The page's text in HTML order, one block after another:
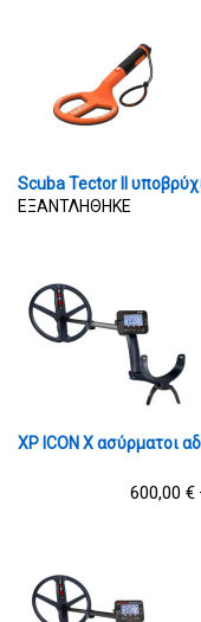
Scuba Tector II
ΕΞΑΝΤΛΗΘΗΚΕ
XP ICON X ασύρματοι
600,00 €